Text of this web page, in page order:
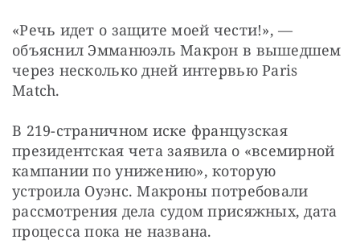
«Речь идет о защите моей чести!», —
объяснил Эмманюэль Макрон в вышедшем
через несколько дней интервью Paris
Match.
В 219-страничном иске французская
президентская чета заявила о «всемирной
кампании по унижению», которую
устроила Оуэнс. Макроны потребовали
рассмотрения дела судом присяжных, дата
процесса пока не названа.